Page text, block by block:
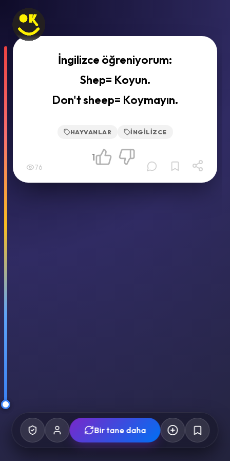
İngilizce öğreniyorum:
Shep= Koyun.
Don't sheep= Koymayın.
HAYVANLAR İNGILIZCE
76
1
Bir tane daha